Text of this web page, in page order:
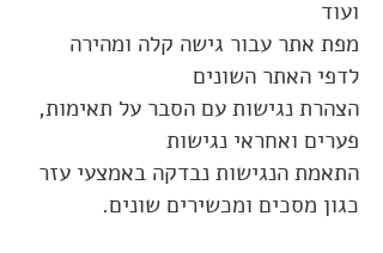
ועוד
מפת אתר עבור גישה קלה ומהירה
לדפי האתר השונים
הצהרת נגישות עם הסבר על תאימות,
פערים ואחראי נגישות
התאמת הנגישות נבדקה באמצעי עזר
כגון מסכים ומכשירים שונים.